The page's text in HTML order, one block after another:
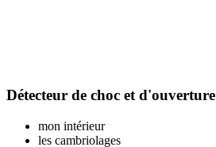
Détecteur de choc et d'ouverture
mon intérieur
les cambriolages